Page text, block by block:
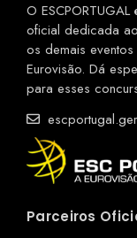
O
oficial dedicada
os demais
Eurovisão. Dá
para esses
Parceiros